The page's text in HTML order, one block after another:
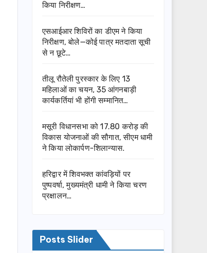
किया निरीक्षण…
एसआईआर शिविरों का डीएम ने किया
निरीक्षण, बोले—कोई पात्र मतदाता सूची
से न छूटे…
तीलू रौतेली पुरस्कार के लिए 13
महिलाओं का चयन, 35 आंगनबाड़ी
कार्यकर्तियां भी होंगी सम्मानित…
मसूरी विधानसभा को 17.80 करोड़ की
विकास योजनाओं की सौगात, सीएम धामी
ने किया लोकार्पण-शिलान्यास.
हरिद्वार में शिवभक्त कांवड़ियों पर
पुष्पवर्षा, मुख्यमंत्री धामी ने किया चरण
प्रक्षालन…
Posts Slider